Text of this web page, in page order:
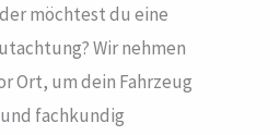
möchtest du eine
Wir nehmen
Ort, um dein Fahrzeug
fachkundig